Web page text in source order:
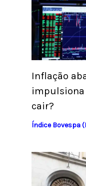
Inflação
impulsiona
cair?
Índice Bovespa